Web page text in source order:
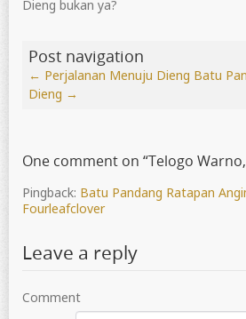
Dieng bukan ya?
Post navigation
← Perjalanan Menuju Dieng Batu
Dieng →
One comment on “Telogo
Pingback: Batu Pandang Ratapan
Fourleafclover
Leave a reply
Comment